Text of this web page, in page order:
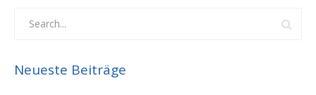
Neueste Beiträge